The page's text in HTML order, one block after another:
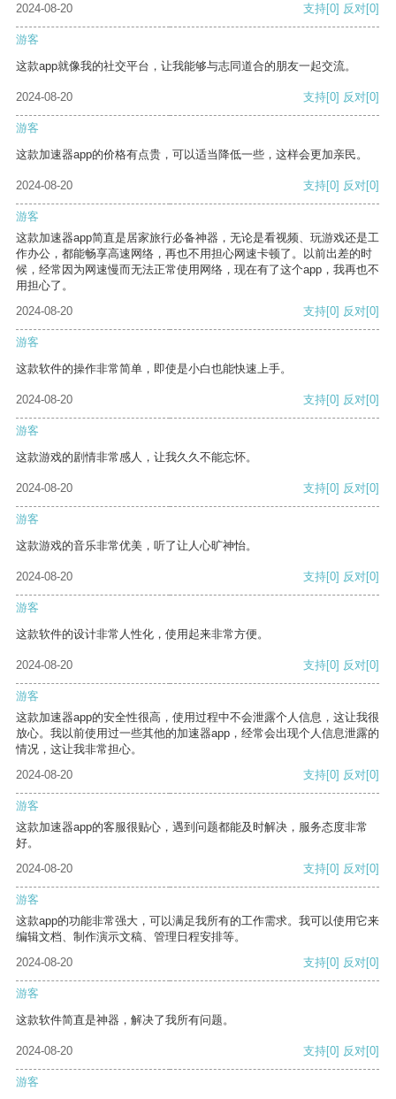
2024-08-20
支持[0] 反对[0]
游客
这款app就像我的社交平台，让我能够与志同道合的朋友一起交流。
2024-08-20 支持[0] 反对[0]
游客
这款加速器app的价格有点贵，可以适当降低一些，这样会更加亲民。
2024-08-20 支持[0] 反对[0]
游客
这款加速器app简直是居家旅行必备神器，无论是看视频、玩游戏还是工
作办公，都能畅享高速网络，再也不用担心网速卡顿了。以前出差的时
候，经常因为网速慢而无法正常使用网络，现在有了这个app，我再也不
用担心了。
2024-08-20
支持[0] 反对[0]
游客
这款软件的操作非常简单，即使是小白也能快速上手。
2024-08-20 支持[0] 反对[0]
游客
这款游戏的剧情非常感人，让我久久不能忘怀。
2024-08-20 支持[0] 反对[0]
游客
这款游戏的音乐非常优美，听了让人心旷神怡。
2024-08-20 支持[0] 反对[0]
游客
这款软件的设计非常人性化，使用起来非常方便。
2024-08-20 支持[0] 反对[0]
游客
这款加速器app的安全性很高，使用过程中不会泄露个人信息，这让我很
放心。我以前使用过一些其他的加速器app，经常会出现个人信息泄露的
情况，这让我非常担心。
2024-08-20
支持[0] 反对[0]
游客
这款加速器app的客服很贴心，遇到问题都能及时解决，服务态度非常
好。
2024-08-20
支持[0] 反对[0]
游客
这款app的功能非常强大，可以满足我所有的工作需求。我可以使用它来
编辑文档、制作演示文稿、管理日程安排等。
2024-08-20
支持[0] 反对[0]
游客
这款软件简直是神器，解决了我所有问题。
2024-08-20 支持[0] 反对[0]
游客